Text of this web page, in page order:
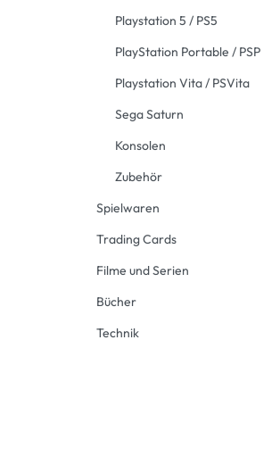
Playstation 5 / PS5
PlayStation Portable / PSP
Playstation Vita / PSVita
Sega Saturn
Konsolen
Zubehör
Spielwaren
Trading Cards
Filme und Serien
Bücher
Technik